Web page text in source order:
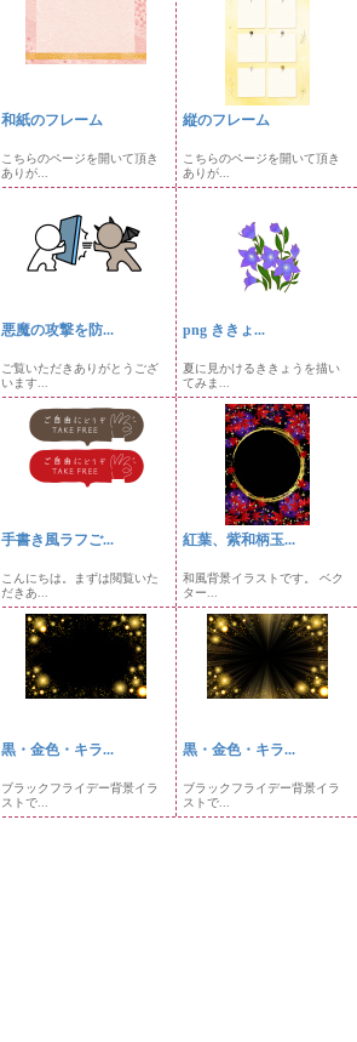
和紙のフレーム
こちらのページを開いて頂き
ありが...
縦のフレーム
こちらのページを開いて頂き
ありが...
悪魔の攻撃を防...
ご覧いただきありがとうござ
います...
png ききょ...
夏に見かけるききょうを描い
てみま...
手書き風ラフご...
こんにちは。まずは閲覧いた
だきあ...
紅葉、紫和柄玉...
和風背景イラストです。 ベク
ター...
黒・金色・キラ...
ブラックフライデー背景イラ
ストで...
黒・金色・キラ...
ブラックフライデー背景イラ
ストで...